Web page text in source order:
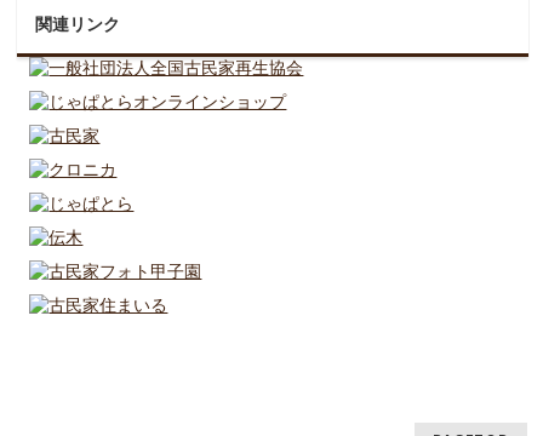
関連リンク